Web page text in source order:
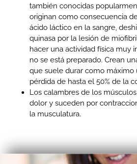
también conocidas
originan como consecuencia
ácido láctico en la sangre,
quinasa por la lesión de
hacer una actividad física muy
no se está preparado. Crean
que suele durar como máximo
pérdida de hasta el 50% de la
Los calambres de los
dolor y suceden por
la musculatura.